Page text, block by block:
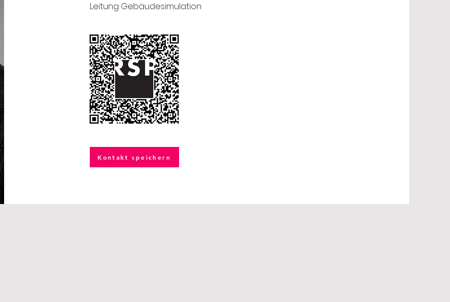
Leitung Gebäudesimulation
Kontakt speichern